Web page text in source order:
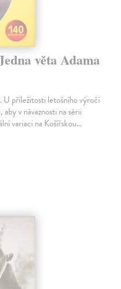
věta Adama
U příležitosti letošního výročí
v návaznosti na sérii
variaci na Košířskou…